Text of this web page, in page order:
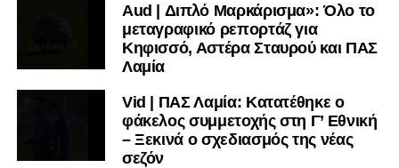
Aud | Διπλό Μαρκάρισμα»: Όλο το
μεταγραφικό ρεπορτάζ για
Κηφισσό, Αστέρα Σταυρού και ΠΑΣ
Λαμία
Vid | ΠΑΣ Λαμία: Κατατέθηκε ο
φάκελος συμμετοχής στη Γ’ Εθνική
– Ξεκινά ο σχεδιασμός της νέας
σεζόν